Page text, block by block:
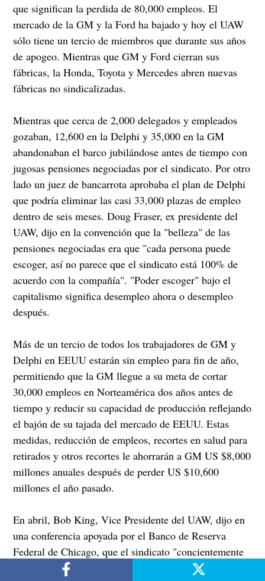
que significan la perdida de 80,000 empleos. El
mercado de la GM y la Ford ha bajado y hoy el UAW
sólo tiene un tercio de miembros que durante sus años
de apogeo. Mientras que GM y Ford cierran sus
fábricas, la Honda, Toyota y Mercedes abren nuevas
fábricas no sindicalizadas.
Mientras que cerca de 2,000 delegados y empleados
gozaban, 12,600 en la Delphi y 35,000 en la GM
abandonaban el barco jubilándose antes de tiempo con
jugosas pensiones negociadas por el sindicato. Por otro
lado un juez de bancarrota aprobaba el plan de Delphi
que podría eliminar las casi 33,000 plazas de empleo
dentro de seis meses. Doug Fraser, ex presidente del
UAW, dijo en la convención que la "belleza" de las
pensiones negociadas era que "cada persona puede
escoger, así no parece que el sindicato está 100% de
acuerdo con la compañía". "Poder escoger" bajo el
capitalismo significa desempleo ahora o desempleo
después.
Más de un tercio de todos los trabajadores de GM y
Delphi en EEUU estarán sin empleo para fin de año,
permitiendo que la GM llegue a su meta de cortar
30,000 empleos en Norteamérica dos años antes de
tiempo y reducir su capacidad de producción reflejando
el bajón de su tajada del mercado de EEUU. Estas
medidas, reducción de empleos, recortes en salud para
retirados y otros recortes le ahorrarán a GM US $8,000
millones anuales después de perder US $10,600
millones el año pasado.
En abril, Bob King, Vice Presidente del UAW, dijo en
una conferencia apoyada por el Banco de Reserva
Federal de Chicago, que el sindicato "concientemente
había escogido echar a lado el enfrentamiento.